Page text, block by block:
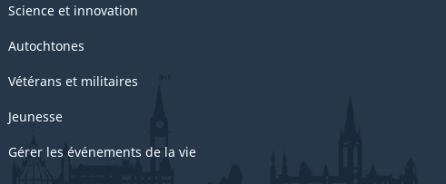
Science et innovation
Autochtones
Vétérans et militaires
Jeunesse
Gérer les événements de la vie